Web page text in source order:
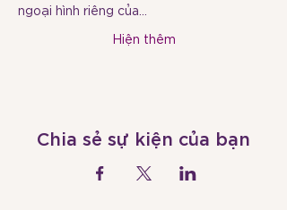
ngoại hình riêng của…
Hiện thêm
Chia sẻ sự kiện của bạn